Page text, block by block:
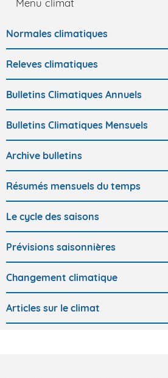
Normales climatiques
Releves climatiques
Bulletins Climatiques Annuels
Bulletins Climatiques Mensuels
Archive bulletins
Résumés mensuels du temps
Le cycle des saisons
Prévisions saisonnières
Changement climatique
Articles sur le climat